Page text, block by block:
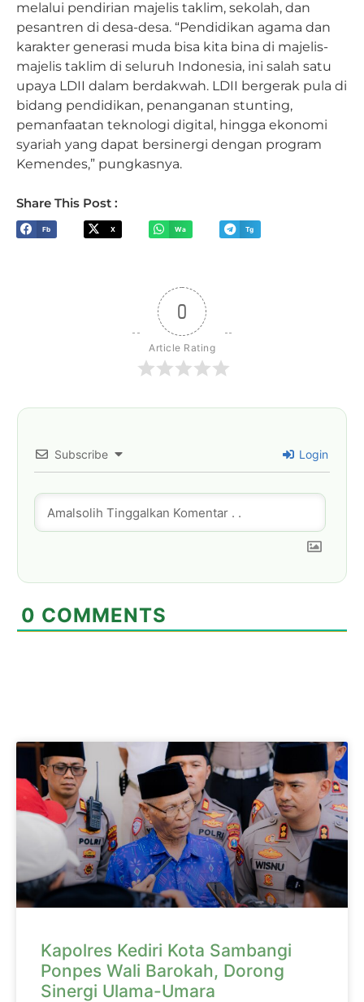
melalui pendirian majelis taklim, sekolah, dan
pesantren di desa-desa. “Pendidikan agama dan
karakter generasi muda bisa kita bina di majelis-
majelis taklim di seluruh Indonesia, ini salah satu
upaya LDII dalam berdakwah. LDII bergerak pula di
bidang pendidikan, penanganan stunting,
pemanfaatan teknologi digital, hingga ekonomi
syariah yang dapat bersinergi dengan program
Kemendes,” pungkasnya.
Share This Post :
Fb X Wa Tg
0
Article Rating
Subscribe Login
0 COMMENTS
Kapolres Kediri Kota Sambangi
Ponpes Wali Barokah, Dorong
Sinergi Ulama-Umara